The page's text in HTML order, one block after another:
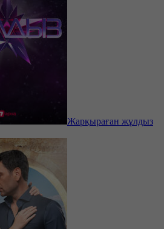
Жарқыраған жұлдыз